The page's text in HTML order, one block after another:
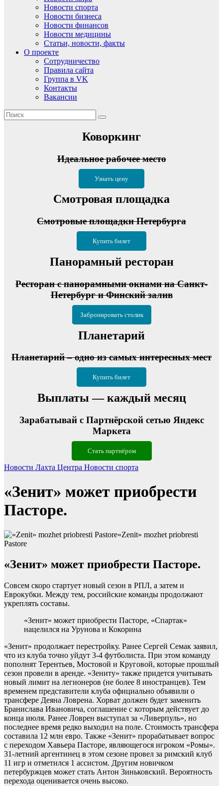
Новости спорта
Новости бизнеса
Новости финансов
Новости медицины
Статьи, новости, факты
О проекте
Сотрудничество
Правила сайта
Группа в VK
Контакты
Вакансии
Коворкинг
Идеальное рабочее место
Узнать цену
Смотровая площадка
Смотровые площадки Петербурга
Купить билет
Панорамный ресторан
Ресторан с панорамными окнами на Санкт-
Петербург и Финский залив
Забронировать столик
Планетарий
Планетарий – одно из самых интересных мест
Купить билет
Выплаты — каждый месяц
Зарабатывай с Партнёрской сетью Яндекс
Маркета
Стать партнёром
Новости Лахта Центра Новости спорта
«Зенит» может приобрести
Пасторе.
«Zenit» mozhet priobresti
Pastore
«Зенит» может приобрести Пасторе.
Совсем скоро стартует новый сезон в РПЛ, а затем и
Еврокубки. Между тем, российские команды продолжают
укреплять составы.
«Зенит» может приобрести Пасторе, «Спартак»
нацелился на Урунова и Кокорина
«Зенит» продолжает перестройку. Ранее Сергей Семак заявил,
что из клуба точно уйдут 3-4 футболиста. При этом команду
пополнят Терентьев, Мостовой и Круговой, которые прошлый
сезон провели в аренде. «Зениту» также придется учитывать
новый лимит на легионеров (не более 8 иностранцев). Тем
временем представители клуба официально объявили о
трансфере Деяна Ловрена. Хорват должен будет заменить
Бранислава Ивановича, соглашение с которым действует до
конца июля. Ранее Ловрен выступал за «Ливерпуль», но
последнее время редко выходил на поле. Стоимость трансфера
составила 12 млн евро. Также «Зенит» прорабатывает вопрос
с переходом Хавьера Пасторе, являющегося игроком «Ромы».
31-летний аргентинец в этом сезоне провел за римский клуб
11 игр и отметился 1 ассистом. Другим новичком
петербуржцев может стать Антон Зиньковский. Вероятность
перехода оценивается очень высоко.